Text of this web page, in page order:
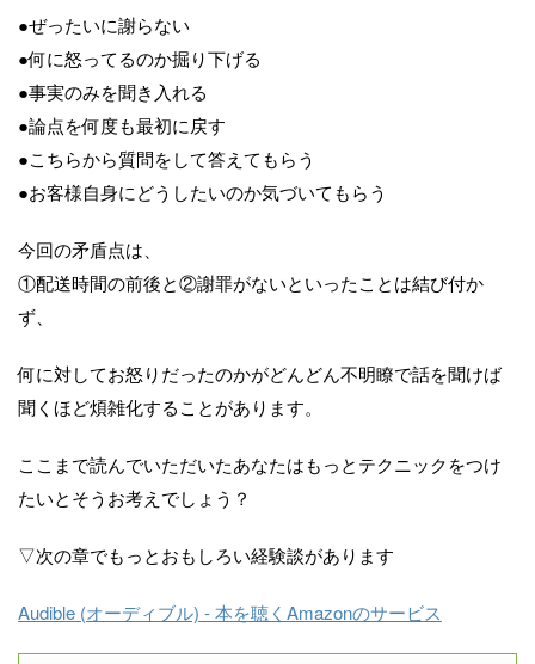
●ぜったいに謝らない
●何に怒ってるのか掘り下げる
●事実のみを聞き入れる
●論点を何度も最初に戻す
●こちらから質問をして答えてもらう
●お客様自身にどうしたいのか気づいてもらう
今回の矛盾点は、
①配送時間の前後と②謝罪がないといったことは結び付か
ず、
何に対してお怒りだったのかがどんどん不明瞭で話を聞けば
聞くほど煩雑化することがあります。
ここまで読んでいただいたあなたはもっとテクニックをつけ
たいとそうお考えでしょう？
▽次の章でもっとおもしろい経験談があります
Audible (オーディブル) - 本を聴くAmazonのサービス